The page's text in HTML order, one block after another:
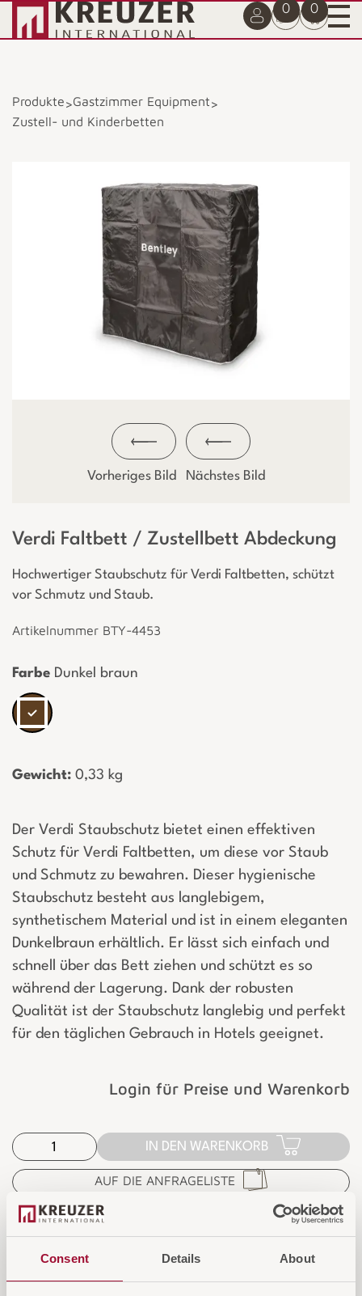
Consent Details About
0 0
Produkte>Gastzimmer Equipment>
Zustell- und Kinderbetten
Vorheriges Bild Nächstes Bild
Verdi Faltbett / Zustellbett Abdeckung
Hochwertiger Staubschutz für Verdi Faltbetten, schützt
vor Schmutz und Staub.
Artikelnummer BTY-4453
Farbe Dunkel braun
Gewicht: ­ 0,33 kg
Der Verdi Staubschutz bietet einen effektiven
Schutz für Verdi Faltbetten, um diese vor Staub
und Schmutz zu bewahren. Dieser hygienische
Staubschutz besteht aus langlebigem,
synthetischem Material und ist in einem eleganten
Dunkelbraun erhältlich. Er lässt sich einfach und
schnell über das Bett ziehen und schützt es so
während der Lagerung. Dank der robusten
Qualität ist der Staubschutz langlebig und perfekt
für den täglichen Gebrauch in Hotels geeignet.
Login für Preise und Warenkorb
IN DEN WARENKORB
AUF DIE ANFRAGELISTE